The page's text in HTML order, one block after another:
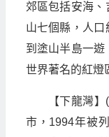
郊區包括安海
山七個縣，人
到塗山半島一
世界著名的紅燈
【下龍灣
市，1994年被